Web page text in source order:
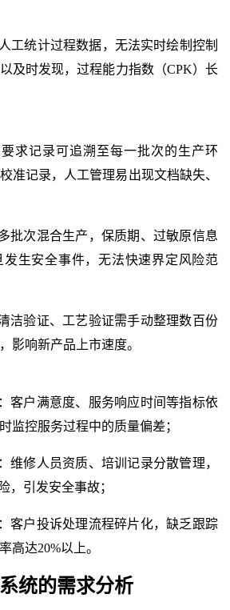
工统计过程数据，无法实时绘制控制
及时发现，过程能力指数（CPK）长
要求记录可追溯至每一批次的生产环
准记录，人工管理易出现文档缺失、
批次混合生产，保质期、过敏原信息
生安全事件，无法快速界定风险范
洁验证、工艺验证需手动整理数百份
影响新产品上市速度。
客户满意度、服务响应时间等指标依
监控服务过程中的质量偏差；
维修人员资质、培训记录分散管理，
，引发安全事故；
客户投诉处理流程碎片化，缺乏跟踪
高达20%以上。
统的需求分析